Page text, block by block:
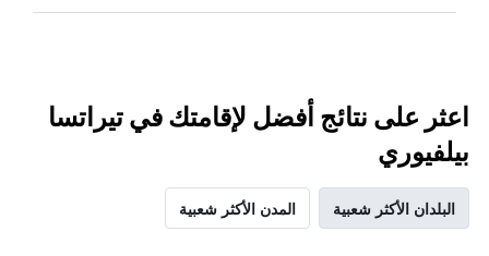
اعثر على نتائج أفضل لإقامتك في تيراتسا
بيلفيوري
البلدان الأكثر شعبية المدن الأكثر شعبية